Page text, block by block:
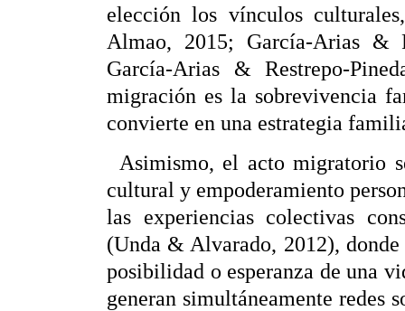
elección los vínculos
Almao, 2015; García-Arias &
García-Arias & Restrepo-
migración es la sobrevivencia
convierte en una estrategia
Asimismo, el acto migratorio
cultural y empoderamiento
las experiencias colectivas
(Unda & Alvarado, 2012),
posibilidad o esperanza de una
generan simultáneamente redes